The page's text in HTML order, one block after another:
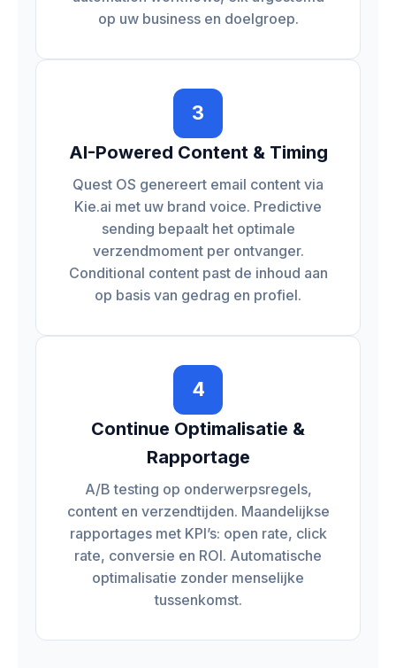
op uw business en doelgroep.
3
AI-Powered Content & Timing
Quest OS genereert email content via
Kie.ai met uw brand voice. Predictive
sending bepaalt het optimale
verzendmoment per ontvanger.
Conditional content past de inhoud aan
op basis van gedrag en profiel.
4
Continue Optimalisatie &
Rapportage
A/B testing op onderwerpsregels,
content en verzendtijden. Maandelijkse
rapportages met KPI’s: open rate, click
rate, conversie en ROI. Automatische
optimalisatie zonder menselijke
tussenkomst.